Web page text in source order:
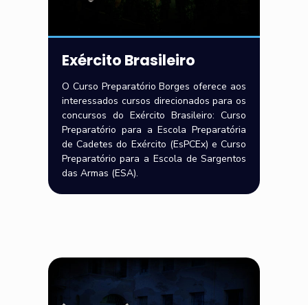
Exército Brasileiro
O Curso Preparatório Borges oferece aos
interessados cursos direcionados para os
concursos do Exército Brasileiro: Curso
Preparatório para a Escola Preparatória
de Cadetes do Exército (EsPCEx) e Curso
Preparatório para a Escola de Sargentos
das Armas (ESA).